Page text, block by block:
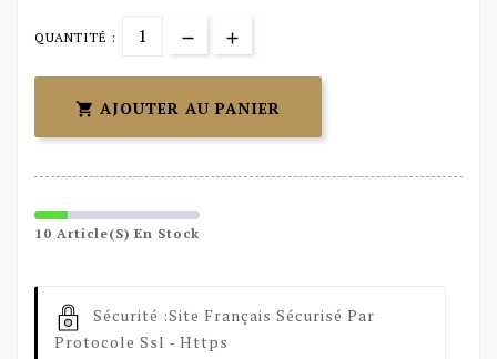
QUANTITÉ :
 AJOUTER AU PANIER
10 Article(s) En Stock
Sécurité :Site Français Sécurisé Par
Protocole Ssl - Https